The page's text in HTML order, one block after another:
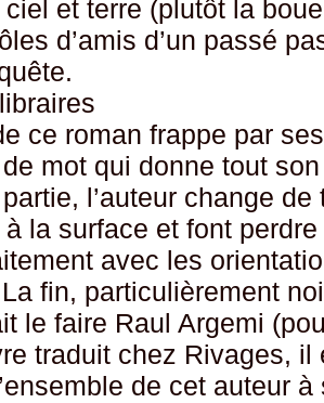
et terre (plutôt la
d’amis d’un passé
ce roman frappe par
mot qui donne tout
l’auteur change
à la surface et font
avec les
La fin, particulièrement
le faire Raul Argemi
traduit chez Rivages,
de cet auteur